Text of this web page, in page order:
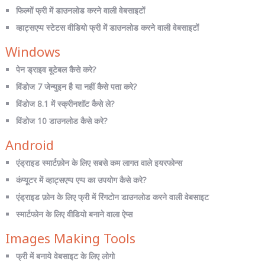
फिल्मों फ्री में डाउनलोड करने वाली वेबसाइटों
व्हाट्सएप्प स्टेटस वीडियो फ्री में डाउनलोड करने वाली वेबसाइटों
Windows
पेन ड्राइव बूटेबल कैसे करे?
विंडोज 7 जेन्युइन है या नहीं कैसे पता करे?
विंडोज 8.1 में स्क्रीनशॉट कैसे ले?
विंडोज 10 डाउनलोड कैसे करे?
Android
एंड्राइड स्मार्टफ़ोन के लिए सबसे कम लागत वाले इयरफोन्स
कंप्यूटर में व्हाट्सएप्प एप्प का उपयोग कैसे करे?
एंड्राइड फ़ोन के लिए फ्री में रिंगटोन डाउनलोड करने वाली वेबसाइट
स्मार्टफोन के लिए वीडियो बनाने वाला ऐप्स
Images Making Tools
फ्री में बनाये वेबसाइट के लिए लोगो